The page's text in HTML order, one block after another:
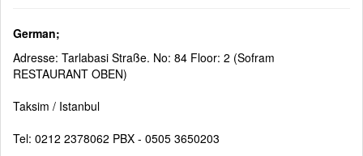
German;
Adresse: Tarlabasi Straße. No: 84 Floor: 2 (Sofram
RESTAURANT OBEN)
Taksim / Istanbul
Tel: 0212 2378062 PBX - 0505 3650203